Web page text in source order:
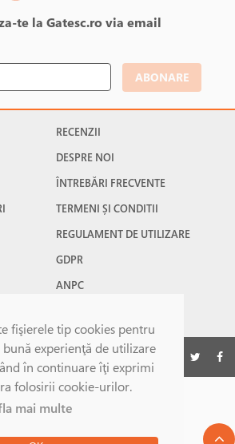
fişierele tip cookies pentru
experienţă de utilizare
în continuare îţi exprimi
folosirii cookie-urilor.
mai multe
te la Gatesc.ro via email
ABONARE
RECENZII
DESPRE NOI
ÎNTREBĂRI FRECVENTE
TERMENI ȘI CONDITII
REGULAMENT DE UTILIZARE
GDPR
ANPC